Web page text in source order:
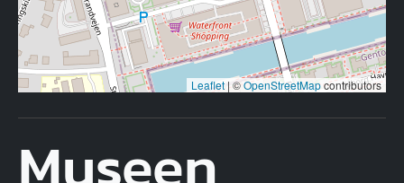
Leaflet |©OpenStreetMapcontributors